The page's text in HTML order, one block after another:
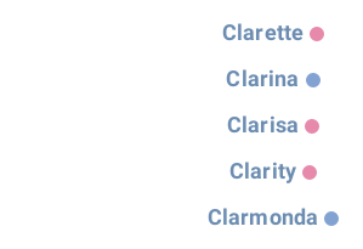
Clarette
Clarina
Clarisa
Clarity
Clarmonda